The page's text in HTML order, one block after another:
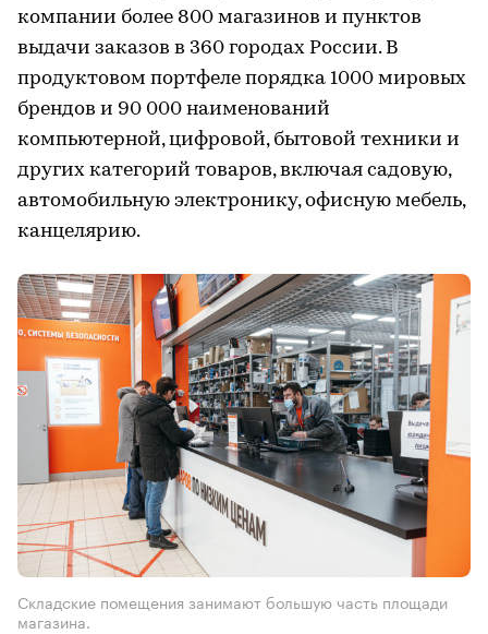
компании более 800 магазинов и пунктов
выдачи заказов в 360 городах России. В
продуктовом портфеле порядка 1000 мировых
брендов и 90 000 наименований
компьютерной, цифровой, бытовой техники и
других категорий товаров, включая садовую,
автомобильную электронику, офисную мебель,
канцелярию.
Складские помещения занимают большую часть площади
магазина.